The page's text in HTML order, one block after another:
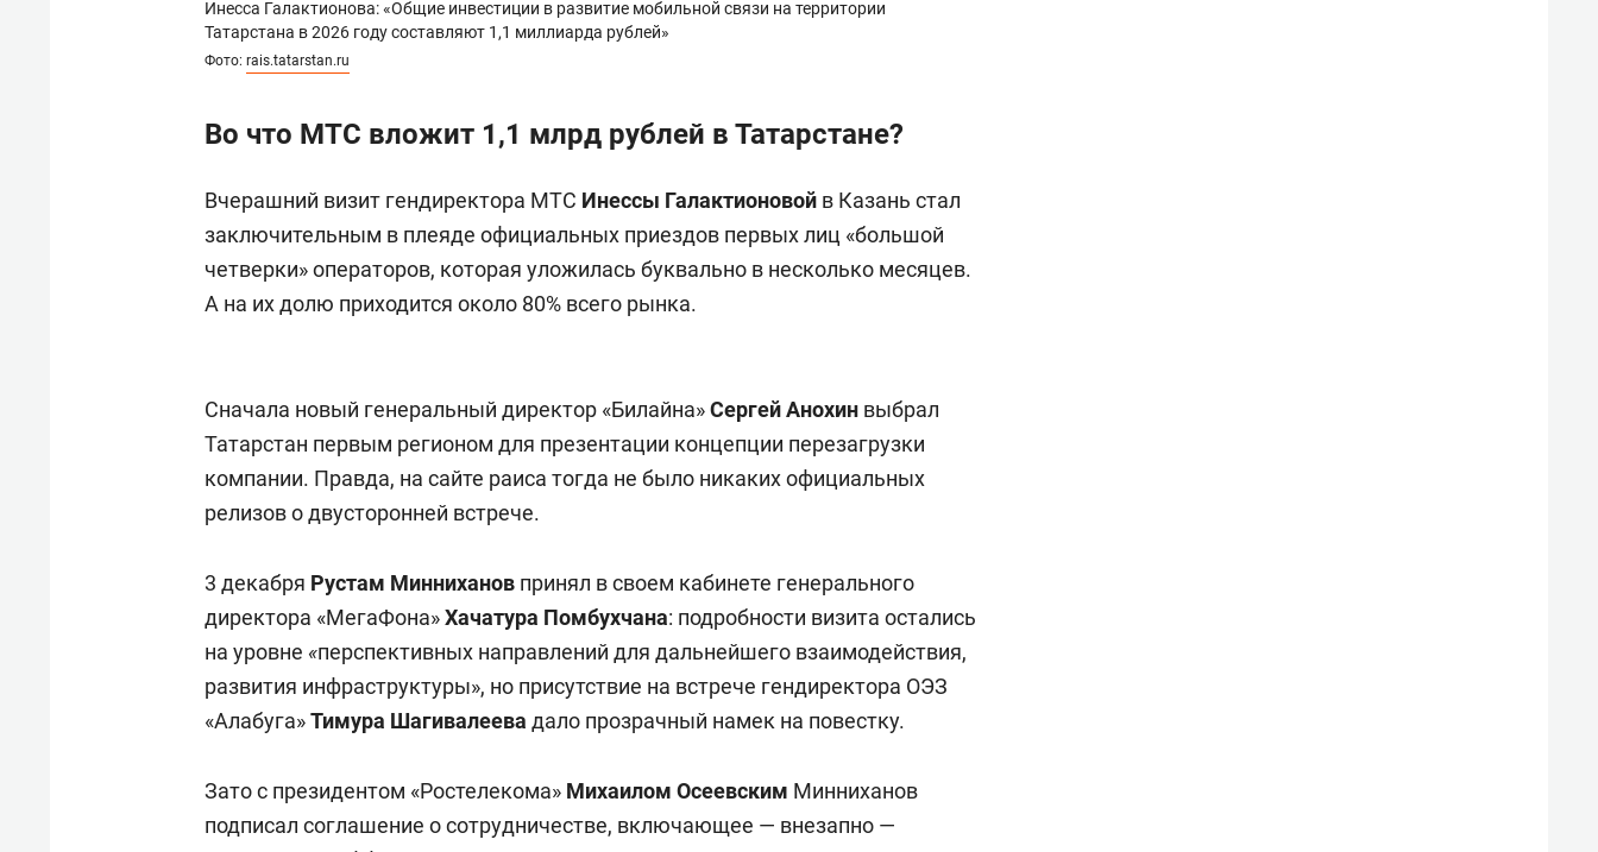
Инесса Галактионова: «Общие инвестиции в развитие мобильной связи на территории
Татарстана в 2026 году составляют 1,1 миллиарда рублей»
Фото: rais.tatarstan.ru
Во что МТС вложит 1,1 млрд рублей в Татарстане?
Вчерашний визит гендиректора МТС Инессы Галактионовой в Казань стал
заключительным в плеяде официальных приездов первых лиц «большой
четверки» операторов, которая уложилась буквально в несколько месяцев.
А на их долю приходится около 80% всего рынка.
Сначала новый генеральный директор «Билайна»Сергей Анохин выбрал
Татарстан первым регионом для презентации концепции перезагрузки
компании. Правда, на сайте раиса тогда не было никаких официальных
релизов о двусторонней встрече.
3 декабря Рустам Минниханов принял в своем кабинете генерального
директора «МегаФона»Хачатура Помбухчана: подробности визита остались
на уровне «перспективных направлений для дальнейшего взаимодействия,
развития инфраструктуры», но присутствие на встрече гендиректора ОЭЗ
«Алабуга»Тимура Шагивалеева дало прозрачный намек на повестку.
Зато с президентом «Ростелекома» Михаилом Осеевским Минниханов
подписал соглашение о сотрудничестве, включающее — внезапно —